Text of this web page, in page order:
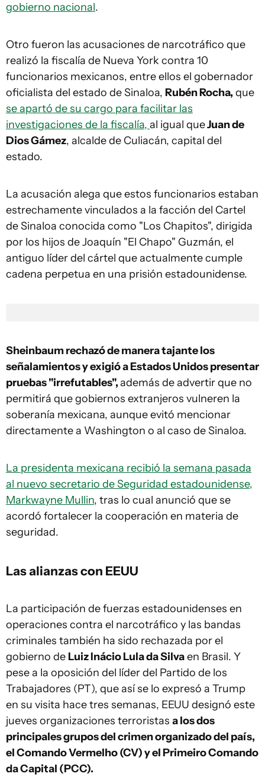
gobierno nacional.
Otro fueron las acusaciones de narcotráfico que
realizó la fiscalía de Nueva York contra 10
funcionarios mexicanos, entre ellos el gobernador
oficialista del estado de Sinaloa, Rubén Rocha, que
se apartó de su cargo para facilitar las
investigaciones de la fiscalía, al igual queJuan de
Dios Gámez, alcalde de Culiacán, capital del
estado.
La acusación alega que estos funcionarios estaban
estrechamente vinculados a la facción del Cartel
de Sinaloa conocida como "Los Chapitos", dirigida
por los hijos de Joaquín "El Chapo" Guzmán, el
antiguo líder del cártel que actualmente cumple
cadena perpetua en una prisión estadounidense.
Sheinbaum rechazó de manera tajante los
señalamientos y exigió a Estados Unidos presentar
pruebas "irrefutables",además de advertir que no
permitirá que gobiernos extranjeros vulneren la
soberanía mexicana, aunque evitó mencionar
directamente a Washington o al caso de Sinaloa.
La presidenta mexicana recibió la semana pasada
al nuevo secretario de Seguridad estadounidense,
Markwayne Mullin, tras lo cual anunció que se
acordó fortalecer la cooperación en materia de
seguridad.
Las alianzas con EEUU
La participación de fuerzas estadounidenses en
operaciones contra el narcotráfico y las bandas
criminales también ha sido rechazada por el
gobierno de Luiz Inácio Lula da Silvaen Brasil. Y
pese a la oposición del líder del Partido de los
Trabajadores (PT), que así se lo expresó a Trump
en su visita hace tres semanas, EEUU designó este
jueves organizaciones terroristas a los dos
principales grupos del crimen organizado del país,
el Comando Vermelho (CV) y el Primeiro Comando
da Capital (PCC).